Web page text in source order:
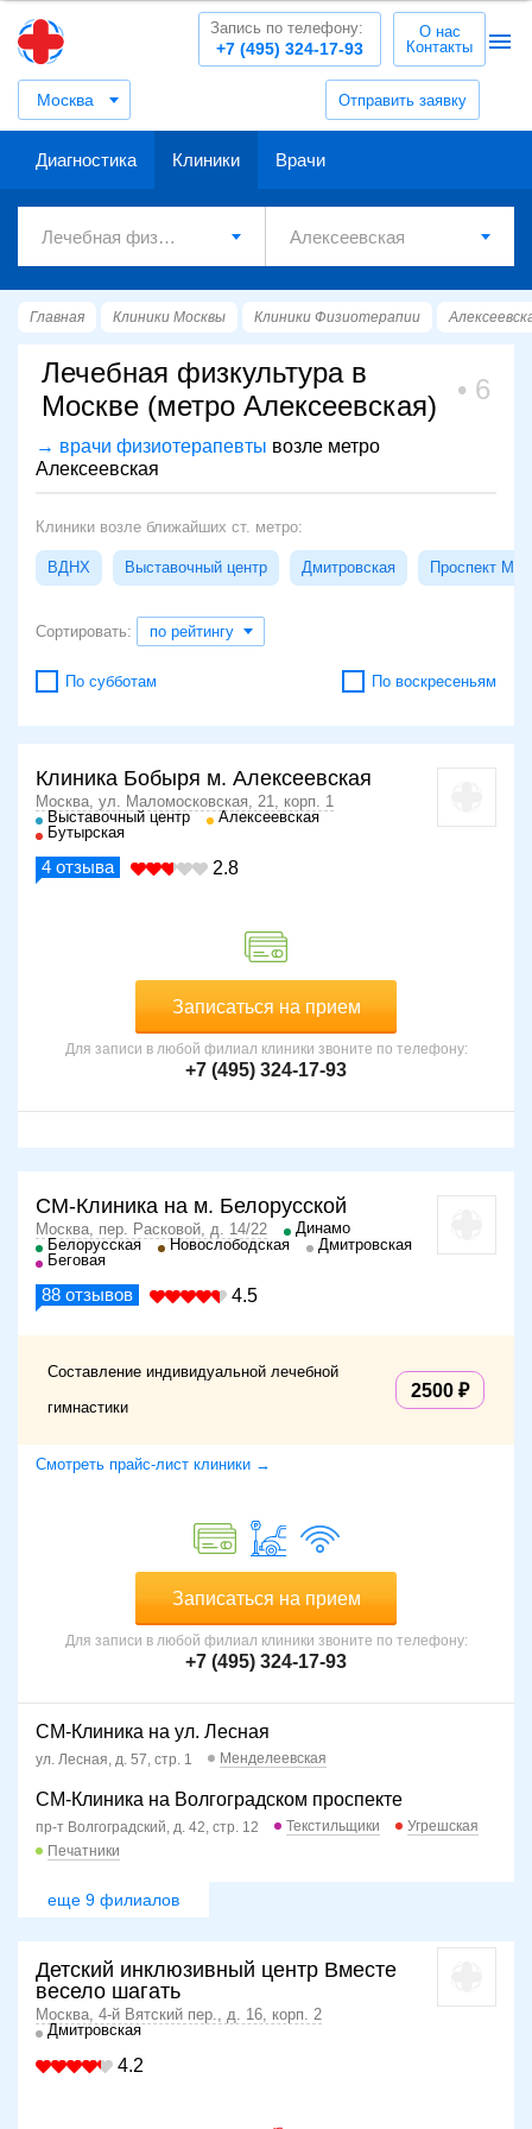
Москва Отправить заявку
+7 (495) 324-17-93
Запись по телефону:
О нас
Контакты
Диагностика Клиники Врачи
Главная Клиники Москвы Клиники Физиотерапии
Лечебная физкультура в
Москве (метро Алексеевская)
6
→ врачи физиотерапевты возле метро
Алексеевская
Клиники возле ближайших ст. метро:
ВДНХ Выставочный центр Дмитровская Проспект
Сортировать: по рейтингу
По субботам По воскресеньям
Клиника Бобыря м. Алексеевская
Москва, ул. Маломосковская, 21, корп. 1
Выставочный центр
Алексеевская
Бутырская
4 отзыва 2.8
Записаться на прием
Для записи в любой филиал клиники звоните по телефону:
+7 (495) 324-17-93
СМ-Клиника на м. Белорусской
Москва, пер. Расковой, д. 14/22
Динамо
Белорусская
Новослободская
Дмитровская
Беговая
88 отзывов 4.5
Составление индивидуальной лечебной
гимнастики
2500
Смотреть прайс-лист клиники →
Записаться на прием
Для записи в любой филиал клиники звоните по телефону:
+7 (495) 324-17-93
СМ-Клиника на ул. Лесная
ул. Лесная, д. 57, стр. 1 Менделеевская
СМ-Клиника на Волгоградском проспекте
пр-т Волгоградский, д. 42, стр. 12 Текстильщики
Угрешская
Печатники
еще 9 филиалов
Детский инклюзивный центр Вместе
весело шагать
Москва, 4-й Вятский пер., д. 16, корп. 2
Дмитровская
4.2